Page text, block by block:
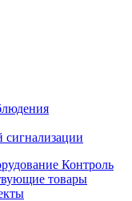
сигнализации
Контроль
товары